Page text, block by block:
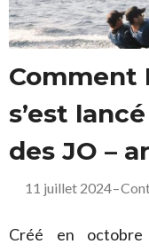
Comment
s’est
des JO –
11 juillet 2024–
Créé en